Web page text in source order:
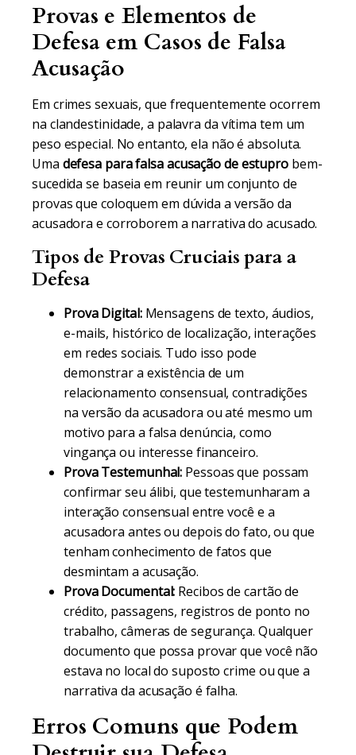
Provas e Elementos de
Defesa em Casos de Falsa
Acusação
Em crimes sexuais, que frequentemente ocorrem
na clandestinidade, a palavra da vítima tem um
peso especial. No entanto, ela não é absoluta.
Uma defesa para falsa acusação de estuprobem-
sucedida se baseia em reunir um conjunto de
provas que coloquem em dúvida a versão da
acusadora e corroborem a narrativa do acusado.
Tipos de Provas Cruciais para a
Defesa
Prova Digital:Mensagens de texto, áudios,
e-mails, histórico de localização, interações
em redes sociais. Tudo isso pode
demonstrar a existência de um
relacionamento consensual, contradições
na versão da acusadora ou até mesmo um
motivo para a falsa denúncia, como
vingança ou interesse financeiro.
Prova Testemunhal: Pessoas que possam
confirmar seu álibi, que testemunharam a
interação consensual entre você e a
acusadora antes ou depois do fato, ou que
tenham conhecimento de fatos que
desmintam a acusação.
Prova Documental: Recibos de cartão de
crédito, passagens, registros de ponto no
trabalho, câmeras de segurança. Qualquer
documento que possa provar que você não
estava no local do suposto crime ou que a
narrativa da acusação é falha.
Erros Comuns que Podem